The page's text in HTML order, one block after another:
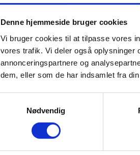
Denne hjemmeside bruger cookies
Vi bruger cookies til at tilpasse vores
vores trafik. Vi deler også oplysninger
annonceringspartnere og
dem, eller som de har indsamlet fra
Nødvendig
dashboard